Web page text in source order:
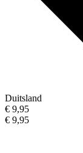
Duitsland
€ 9,95
€ 9,95